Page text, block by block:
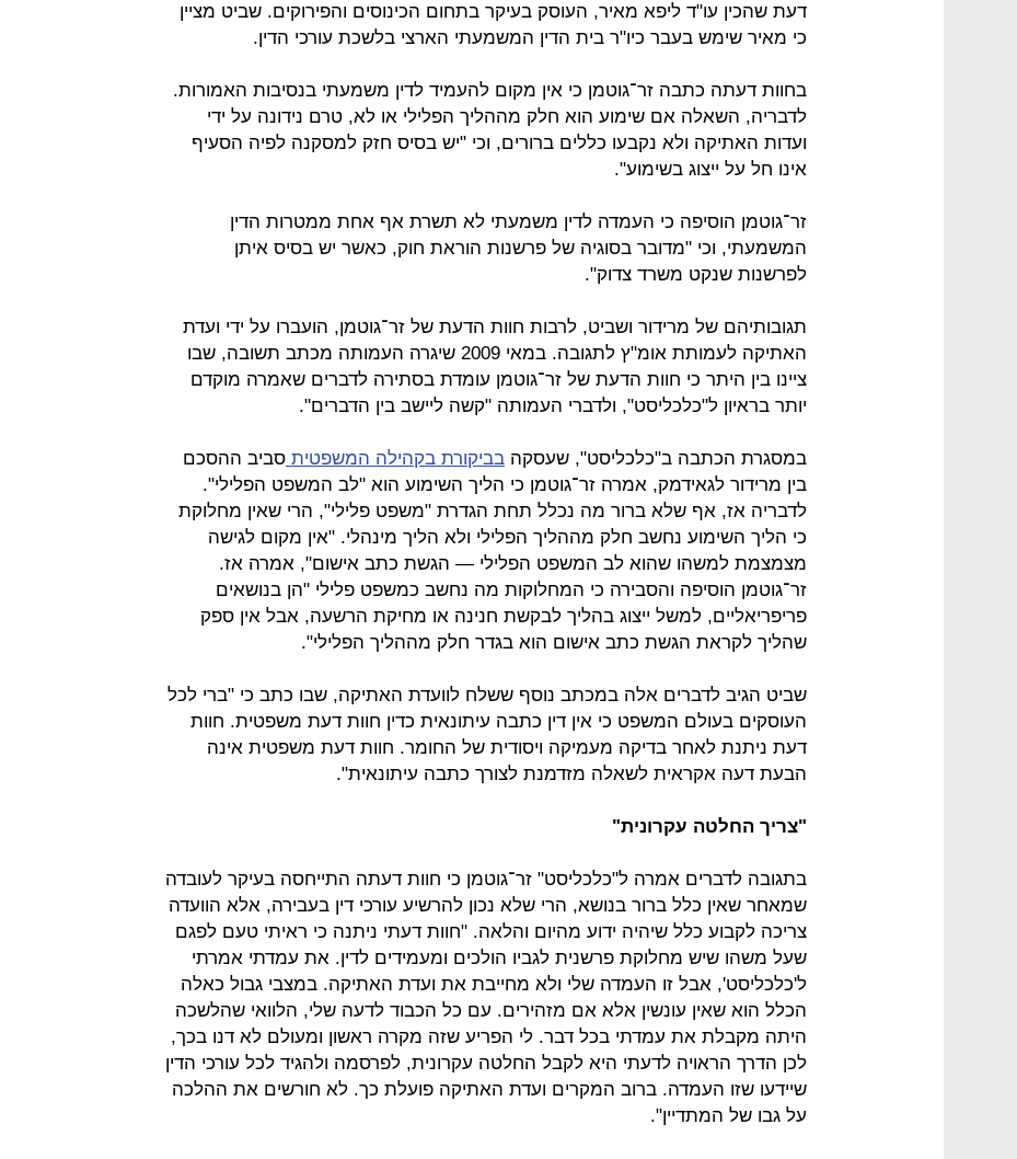
דעת שהכין עו"ד ליפא מאיר, העוסק בעיקר בתחום הכינוסים והפירוקים. שביט מציין
כי מאיר שימש בעבר כיו"ר בית הדין המשמעתי הארצי בלשכת עורכי הדין.
בחוות דעתה כתבה זר־גוטמן כי אין מקום להעמיד לדין משמעתי בנסיבות האמורות.
לדבריה, השאלה אם שימוע הוא חלק מההליך הפלילי או לא, טרם נידונה על ידי
ועדות האתיקה ולא נקבעו כללים ברורים, וכי "יש בסיס חזק למסקנה לפיה הסעיף
אינו חל על ייצוג בשימוע".
זר־גוטמן הוסיפה כי העמדה לדין משמעתי לא תשרת אף אחת ממטרות הדין
המשמעתי, וכי "מדובר בסוגיה של פרשנות הוראת חוק, כאשר יש בסיס איתן
לפרשנות שנקט משרד צדוק".
תגובותיהם של מרידור ושביט, לרבות חוות הדעת של זר־גוטמן, הועברו על ידי ועדת
האתיקה לעמותת אומ"ץ לתגובה. במאי 2009 שיגרה העמותה מכתב תשובה, שבו
ציינו בין היתר כי חוות הדעת של זר־גוטמן עומדת בסתירה לדברים שאמרה מוקדם
יותר בראיון ל"כלכליסט", ולדברי העמותה "קשה ליישב בין הדברים".
במסגרת הכתבה ב"כלכליסט", שעסקה בביקורת בקהילה המשפטית סביב ההסכם
בין מרידור לגאידמק, אמרה זר־גוטמן כי הליך השימוע הוא "לב המשפט הפלילי".
לדבריה אז, אף שלא ברור מה נכלל תחת הגדרת "משפט פלילי", הרי שאין מחלוקת
כי הליך השימוע נחשב חלק מההליך הפלילי ולא הליך מינהלי. "אין מקום לגישה
מצמצמת למשהו שהוא לב המשפט הפלילי — הגשת כתב אישום", אמרה אז.
זר־גוטמן הוסיפה והסבירה כי המחלוקות מה נחשב כמשפט פלילי "הן בנושאים
פריפריאליים, למשל ייצוג בהליך לבקשת חנינה או מחיקת הרשעה, אבל אין ספק
שהליך לקראת הגשת כתב אישום הוא בגדר חלק מההליך הפלילי".
שביט הגיב לדברים אלה במכתב נוסף ששלח לוועדת האתיקה, שבו כתב כי "ברי לכל
העוסקים בעולם המשפט כי אין דין כתבה עיתונאית כדין חוות דעת משפטית. חוות
דעת ניתנת לאחר בדיקה מעמיקה ויסודית של החומר. חוות דעת משפטית אינה
הבעת דעה אקראית לשאלה מזדמנת לצורך כתבה עיתונאית".
"צריך החלטה עקרונית"
בתגובה לדברים אמרה ל"כלכליסט" זר־גוטמן כי חוות דעתה התייחסה בעיקר לעובדה
שמאחר שאין כלל ברור בנושא, הרי שלא נכון להרשיע עורכי דין בעבירה, אלא הוועדה
צריכה לקבוע כלל שיהיה ידוע מהיום והלאה. "חוות דעתי ניתנה כי ראיתי טעם לפגם
שעל משהו שיש מחלוקת פרשנית לגביו הולכים ומעמידים לדין. את עמדתי אמרתי
ל'כלכליסט', אבל זו העמדה שלי ולא מחייבת את ועדת האתיקה. במצבי גבול כאלה
הכלל הוא שאין עונשין אלא אם מזהירים. עם כל הכבוד לדעה שלי, הלוואי שהלשכה
היתה מקבלת את עמדתי בכל דבר. לי הפריע שזה מקרה ראשון ומעולם לא דנו בכך,
לכן הדרך הראויה לדעתי היא לקבל החלטה עקרונית, לפרסמה ולהגיד לכל עורכי הדין
שיידעו שזו העמדה. ברוב המקרים ועדת האתיקה פועלת כך. לא חורשים את ההלכה
על גבו של המתדיין".